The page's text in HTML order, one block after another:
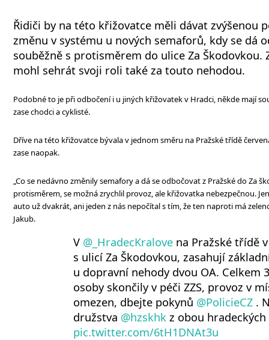
Řidiči by na této křižovatce měli dávat zvýšenou
změnu v systému u nových semaforů, kdy se dá
souběžně s protisměrem do ulice Za
mohl sehrát svoji roli také za touto nehodou.
Podobné to je při odbočení i u jiných křižovatek v Hradci, někde mají
zase chodci a cyklisté.
Dříve na této křižovatce bývala v jednom směru na Pražské třídě
zase naopak.
„Co se nedávno změnily semafory a dá se odbočovat z Pražské do Za
protisměrem, se možná zrychlil provoz, ale křižovatka nebezpečnou.
auto už dvakrát, ani jeden z nás nepočítal s tím, že ten naproti má
Jakub.
V @_HradecKralove na Pražské třídě
s ulicí Za Škodovkou, zasahují
u dopravní nehody dvou OA. Celkem
osoby skončily v péči ZZS, provoz v
omezen, dbejte pokynů @PolicieCZ .
družstva @hzskhk z obou
pic.twitter.com/6tH1DNAt3u